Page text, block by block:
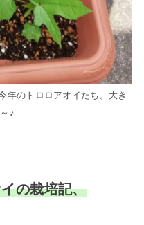
年のトロロアオイたち。大き
♪
の栽培記、